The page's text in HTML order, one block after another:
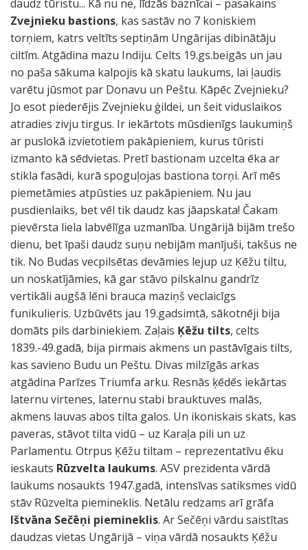
daudz tūristu... Kā nu ne, līdzās baznīcai – pasakains
Zvejnieku bastions, kas sastāv no 7 koniskiem
torņiem, katrs veltīts septiņām Ungārijas dibinātāju
ciltīm. Atgādina mazu Indiju. Celts 19.gs.beigās un jau
no paša sākuma kalpojis kā skatu laukums, lai ļaudis
varētu jūsmot par Donavu un Peštu. Kāpēc Zvejnieku?
Jo esot piederējis Zvejnieku ģildei, un šeit viduslaikos
atradies zivju tirgus. Ir iekārtots mūsdienīgs laukumiņš
ar puslokā izvietotiem pakāpieniem, kurus tūristi
izmanto kā sēdvietas. Pretī bastionam uzcelta ēka ar
stikla fasādi, kurā spoguļojas bastiona torņi. Arī mēs
piemetāmies atpūsties uz pakāpieniem. Nu jau
pusdienlaiks, bet vēl tik daudz kas jāapskata! Čakam
pievērsta liela labvēlīga uzmanība. Ungārijā bijām trešo
dienu, bet īpaši daudz suņu nebijām manījuši, takšus ne
tik. No Budas vecpilsētas devāmies lejup uz Ķēžu tiltu,
un noskatījāmies, kā gar stāvo pilskalnu gandrīz
vertikāli augšā lēni brauca maziņš veclaicīgs
funikulieris. Uzbūvēts jau 19.gadsimtā, sākotnēji bija
domāts pils darbiniekiem. Zaļais Ķēžu tilts, celts
1839.-49.gadā, bija pirmais akmens un pastāvīgais tilts,
kas savieno Budu un Peštu. Divas milzīgās arkas
atgādina Parīzes Triumfa arku. Resnās ķēdēs iekārtas
laternu virtenes, laternu stabi brauktuves malās,
akmens lauvas abos tilta galos. Un ikoniskais skats, kas
paveras, stāvot tilta vidū – uz Karaļa pili un uz
Parlamentu. Otrpus Ķēžu tiltam – reprezentatīvu ēku
ieskauts Rūzvelta laukums. ASV prezidenta vārdā
laukums nosaukts 1947.gadā, intensīvas satiksmes vidū
stāv Rūzvelta piemineklis. Netālu redzams arī grāfa
Ištvāna Sečēņi piemineklis. Ar Sečēņi vārdu saistītas
daudzas vietas Ungārijā – viņa vārdā nosaukts Ķēžu